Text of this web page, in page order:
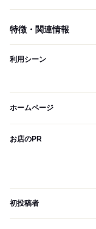
特徴・関連情報
利用シーン
ホームページ
お店のPR
初投稿者